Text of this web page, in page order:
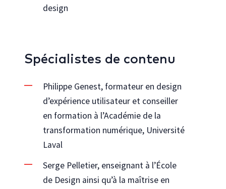
design
Spécialistes de contenu
Philippe Genest, formateur en design
d’expérience utilisateur et conseiller
en formation à l’Académie de la
transformation numérique, Université
Laval
Serge Pelletier, enseignant à l’École
de Design ainsi qu’à la maîtrise en